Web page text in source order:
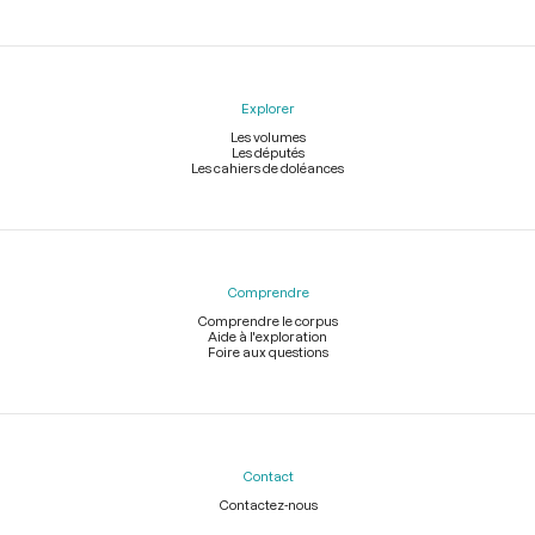
Explorer
Les volumes
Les députés
Les cahiers de doléances
Comprendre
Comprendre le corpus
Aide à l'exploration
Foire aux questions
Contact
Contactez-nous